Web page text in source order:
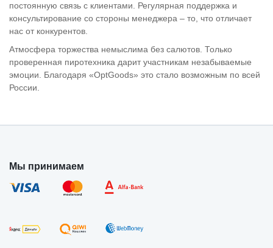
постоянную связь с клиентами. Регулярная поддержка и
консультирование со стороны менеджера – то, что отличает
нас от конкурентов.
Атмосфера торжества немыслима без салютов. Только
проверенная пиротехника дарит участникам незабываемые
эмоции. Благодаря «OptGoods» это стало возможным по всей
России.
Мы принимаем